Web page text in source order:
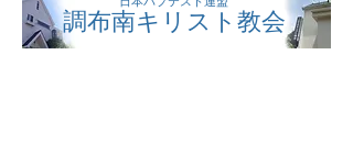
調布南キリスト教会